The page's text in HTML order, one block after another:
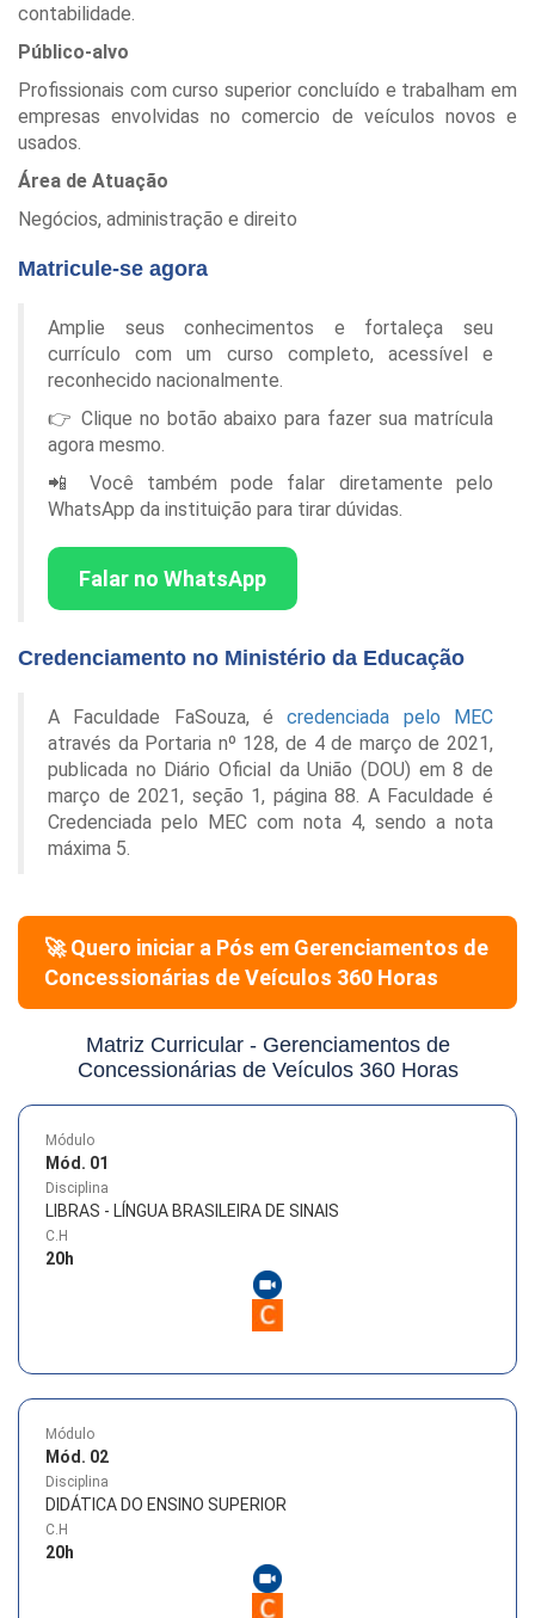
contabilidade.
Público-alvo
Profissionais com curso superior concluído e trabalham em
empresas envolvidas no comercio de veículos novos e
usados.
Área de Atuação
Negócios, administração e direito
Matricule-se agora
Amplie seus conhecimentos e fortaleça seu
currículo com um curso completo, acessível e
reconhecido nacionalmente.
👉 Clique no botão abaixo para fazer sua matrícula
agora mesmo.
📲 Você também pode falar diretamente pelo
WhatsApp da instituição para tirar dúvidas.
Falar no WhatsApp
Credenciamento no Ministério da Educação
A Faculdade FaSouza, écredenciada pelo MEC
através da Portaria nº 128, de 4 de março de 2021,
publicada no Diário Oficial da União (DOU) em 8 de
março de 2021, seção 1, página 88. A Faculdade é
Credenciada pelo MEC com nota 4, sendo a nota
máxima 5.
🚀 Quero iniciar a Pós em Gerenciamentos de
Concessionárias de Veículos 360 Horas
Matriz Curricular - Gerenciamentos de
Concessionárias de Veículos 360 Horas
Módulo
Mód. 01
Disciplina
LIBRAS - LÍNGUA BRASILEIRA DE SINAIS
C.H
20h
Módulo
Mód. 02
Disciplina
DIDÁTICA DO ENSINO SUPERIOR
C.H
20h